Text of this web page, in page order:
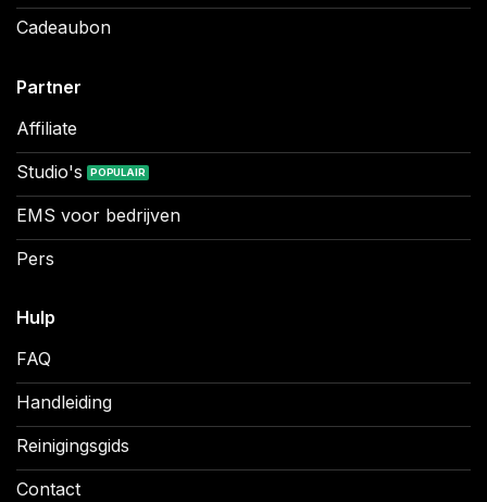
Cadeaubon
Partner
Affiliate
Studio's
EMS voor bedrijven
Pers
Hulp
FAQ
Handleiding
Reinigingsgids
Contact